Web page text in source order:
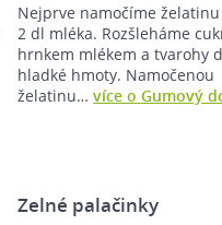
Nejprve namočíme želatinu
2 dl mléka. Rozšleháme
hrnkem mlékem a tvarohy
hladké hmoty. Namočenou
želatinu…více o Gumový
Zelné palačinky